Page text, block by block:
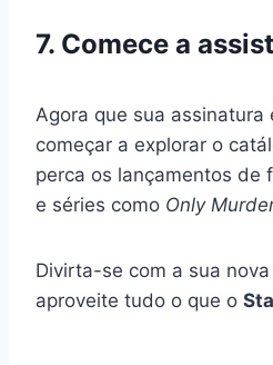
7. Comece a
Agora que sua
começar a explorar o
perca os lançamentos de
e séries como Only
Divirta-se com a sua
aproveite tudo o que o